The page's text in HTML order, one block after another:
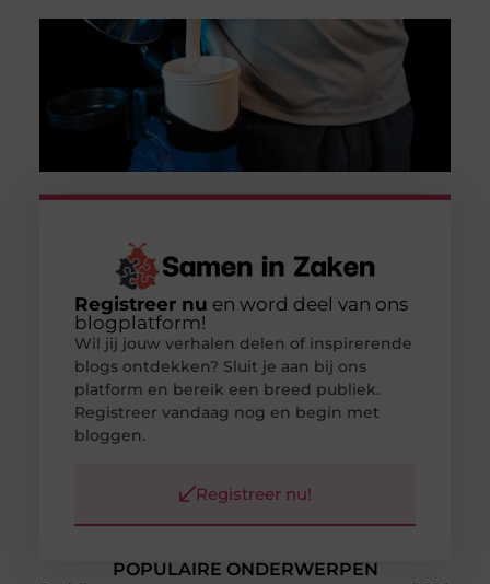
POPULAIRE ONDERWERPEN
Registreer nu en word deel van ons
blogplatform!
Wil jij jouw verhalen delen of inspirerende
blogs ontdekken? Sluit je aan bij ons
platform en bereik een breed publiek.
Registreer vandaag nog en begin met
bloggen.
Registreer nu!